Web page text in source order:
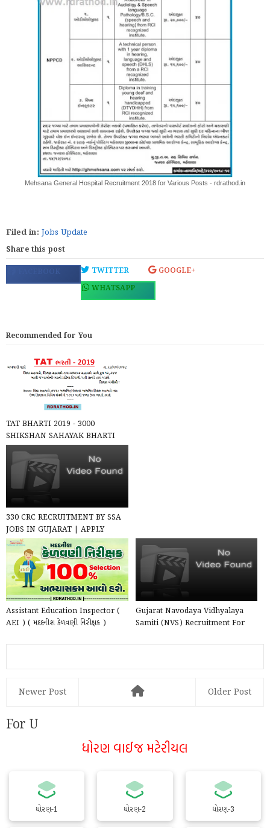
Mehsana General Hospital Recruitment 2018 for Various Posts - rdrathod.in
Filed in: Jobs Update
Share this post
FACEBOOK TWITTER
GOOGLE+
WHATSAPP
Recommended for You
TAT BHARTI 2019 - 3000
SHIKSHAN SAHAYAK BHARTI
DECLARED | READ OFFICIAL
NOTIFICA...
330 CRC RECRUITMENT BY SSA
JOBS IN GUJARAT | APPLY
ONLINE @ SSAGUJARAT.ORG
Assistant Education Inspector (
AEI ) ( મદદનીશ કેળવણી નિરીક્ષક )
Gujarat Navodaya Vidhyalaya
Samiti (NVS) Recruitment For
Newer Post Older Post
For U
ધોરણ વાઈજ મટેરીયલ
ધોરણ-1 ધોરણ-2 ધોરણ-3